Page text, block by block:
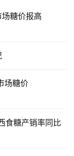
糖价报高
场糖价
食糖产销率同比